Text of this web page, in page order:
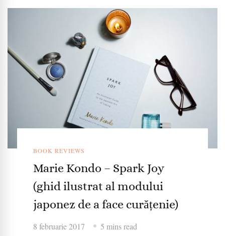
BOOK REVIEWS
Marie Kondo – Spark Joy
(ghid ilustrat al modului
japonez de a face curățenie)
8 februarie 2017 5 mins read